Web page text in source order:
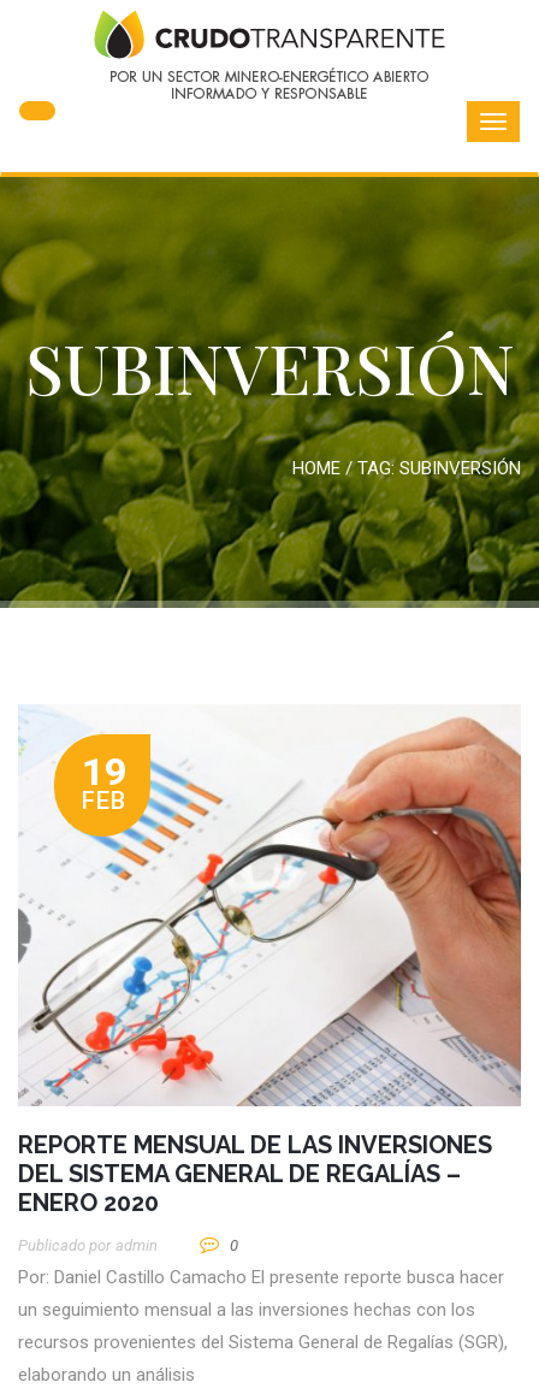
SUBINVERSIÓN
HOME / TAG:SUBINVERSIÓN
19
FEB
REPORTE MENSUAL DE LAS INVERSIONES
DEL SISTEMA GENERAL DE REGALÍAS –
ENERO 2020
Publicado por Admin 0
Por: Daniel Castillo Camacho El presente reporte busca hacer
un seguimiento mensual a las inversiones hechas con los
recursos provenientes del Sistema General de Regalías (SGR),
elaborando un análisis